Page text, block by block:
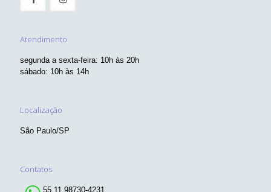
Atendimento
segunda a sexta-feira: 10h às 20h
sábado: 10h às 14h
Localização
São Paulo/SP
Contatos
55 11 98730-4231